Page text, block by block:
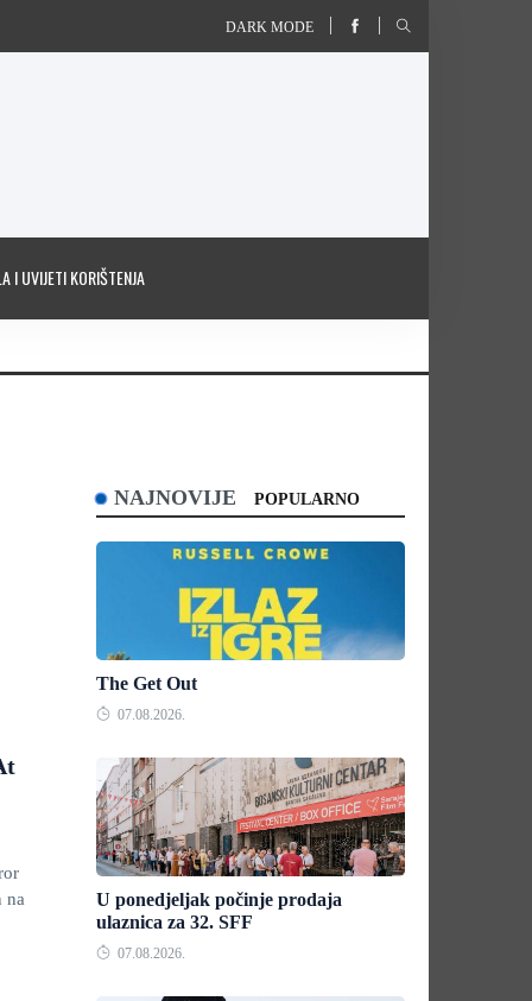
DARK MODE
I UVIJETI KORIŠTENJA
na
NAJNOVIJE POPULARNO
The Get Out
07.08.2026.
U ponedjeljak počinje prodaja
ulaznica za 32. SFF
07.08.2026.